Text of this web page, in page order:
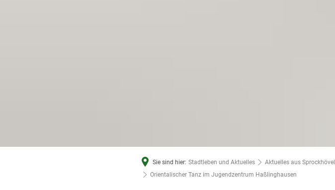
Sie sind hier: Stadtleben und Aktuelles Aktuelles aus Sprockhövel
Orientalischer Tanz im Jugendzentrum Haßlinghausen